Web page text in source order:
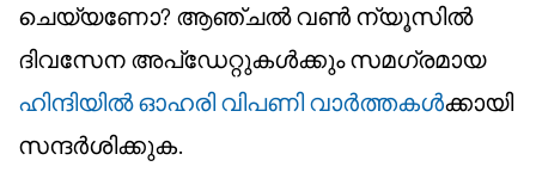
ചെയ്യണോ? ആഞ്ചൽ വൺ ന്യൂസിൽ
ദിവസേന അപ്ഡേറ്റുകൾക്കും സമഗ്രമായ
ഹിന്ദിയിൽ ഓഹരി വിപണി വാർത്തകൾക്കായി
സന്ദർശിക്കുക.